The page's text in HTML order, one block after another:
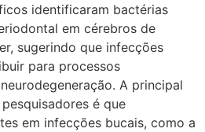
identificaram bactérias
em cérebros de
sugerindo que infecções
para processos
A principal
é que
em infecções bucais, como a